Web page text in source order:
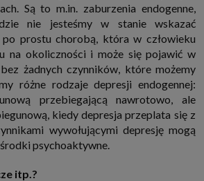
umowę o realizację danej usługi (np. usługi
zapoznania się z jednym z naszych serwisów
tego serwisu), to możemy przetwarzać
niezbędnym do realizacji tej umowy.
usługi (np. sprawdzenie, czy do Twojego
nieuprawniona osoba), dokonanie pomiarów
naszych usług i dopasowanie ich do potrzeb i
(np. personalizowanie treści w usługach), jak
marketingu i promocji własnych usług (np. jeśli
i oglądasz artykuły w biznesistyl.pl lub na
to możemy Ci wyświetlić reklamę
w serwisie biznesistyl.pl/automoto. Takie
to realizacja naszych prawnie uzasadnionych
marketingowe dostarczą Ci nasi Zaufani
Są to m.in. zaburzenia endogenne,
nie jesteśmy w stanie wskazać
prostu chorobą, która w człowieku
na okoliczności i może się pojawić w
żadnych czynników, które możemy
różne rodzaje depresji endogennej:
przebiegającą nawrotowo, ale
kiedy depresja przeplata się z
wywołującymi depresję mogą
psychoaktywne.
itp.?